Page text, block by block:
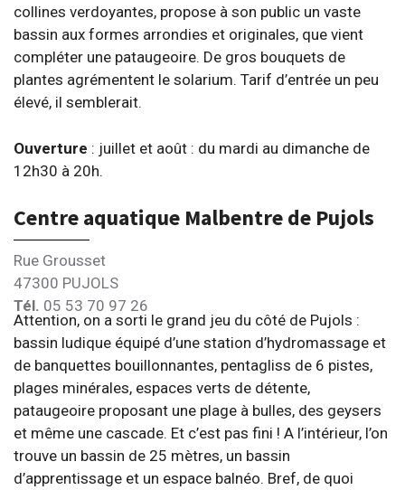
collines verdoyantes, propose à son public un vaste
bassin aux formes arrondies et originales, que vient
compléter une pataugeoire. De gros bouquets de
plantes agrémentent le solarium. Tarif d’entrée un peu
élevé, il semblerait.
Ouverture : juillet et août : du mardi au dimanche de
12h30 à 20h.
Centre aquatique Malbentre de Pujols
Rue Grousset
47300 PUJOLS
Tél. 05 53 70 97 26
Attention, on a sorti le grand jeu du côté de Pujols :
bassin ludique équipé d’une station d’hydromassage et
de banquettes bouillonnantes, pentagliss de 6 pistes,
plages minérales, espaces verts de détente,
pataugeoire proposant une plage à bulles, des geysers
et même une cascade. Et c’est pas fini ! A l’intérieur, l’on
trouve un bassin de 25 mètres, un bassin
d’apprentissage et un espace balnéo. Bref, de quoi